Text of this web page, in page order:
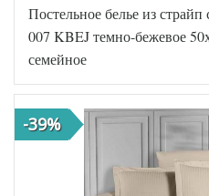
Постельное белье из
007 KBEJ темно-бежевое
семейное
-39%